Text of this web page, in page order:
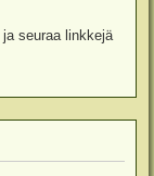
seuraa linkkejä